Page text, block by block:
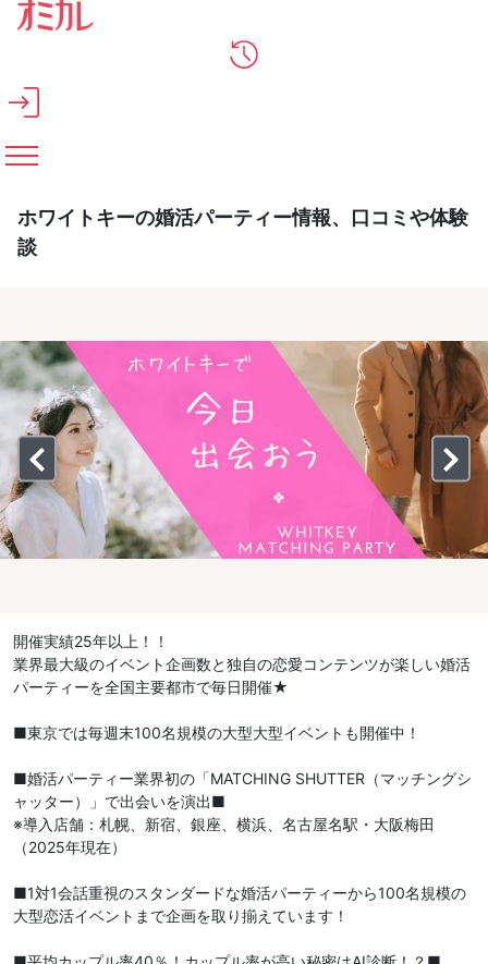
メインコンテンツへスキップ
ホワイトキーの婚活パーティー情報、口コミや体験
談
開催実績25年以上！！
業界最大級のイベント企画数と独自の恋愛コンテンツが楽しい婚活
パーティーを全国主要都市で毎日開催★
■東京では毎週末100名規模の大型大型イベントも開催中！
■婚活パーティー業界初の「MATCHING SHUTTER（マッチングシ
ャッター）」で出会いを演出■
※導入店舗：札幌、新宿、銀座、横浜、名古屋名駅・大阪梅田
（2025年現在）
■1対1会話重視のスタンダードな婚活パーティーから100名規模の
大型恋活イベントまで企画を取り揃えています！